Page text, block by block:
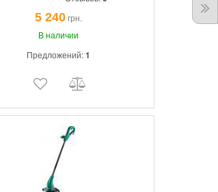
5 240грн.
В наличии
Предложений:1